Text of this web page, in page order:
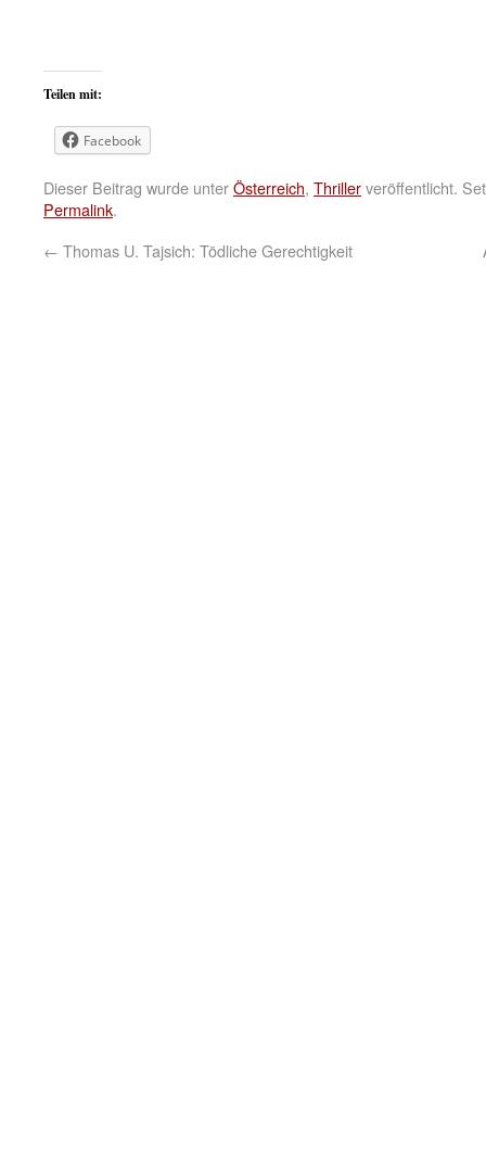
Teilen mit:
Facebook
Dieser Beitrag wurde unterÖsterreich, Thrillerveröffentlicht.
Permalink.
← Thomas U. Tajsich: Tödliche Gerechtigkeit